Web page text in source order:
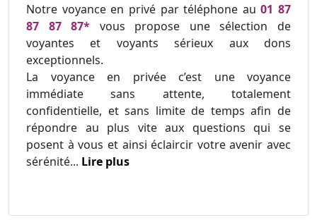
Notre voyance en privé par téléphone au01 87
87 87 87* vous propose une sélection de
voyantes et voyants sérieux aux dons
exceptionnels.
La voyance en privée c’est une voyance
immédiate sans attente, totalement
confidentielle, et sans limite de temps afin de
répondre au plus vite aux questions qui se
posent à vous et ainsi éclaircir votre avenir avec
sérénité... Lire plus